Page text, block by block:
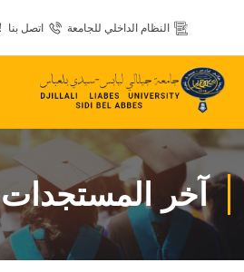
النظام الداخلي للجامعة اتصل بنا
آخر المستجدات